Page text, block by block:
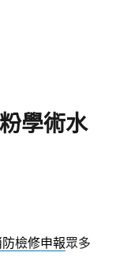
學術水
檢修申報眾多